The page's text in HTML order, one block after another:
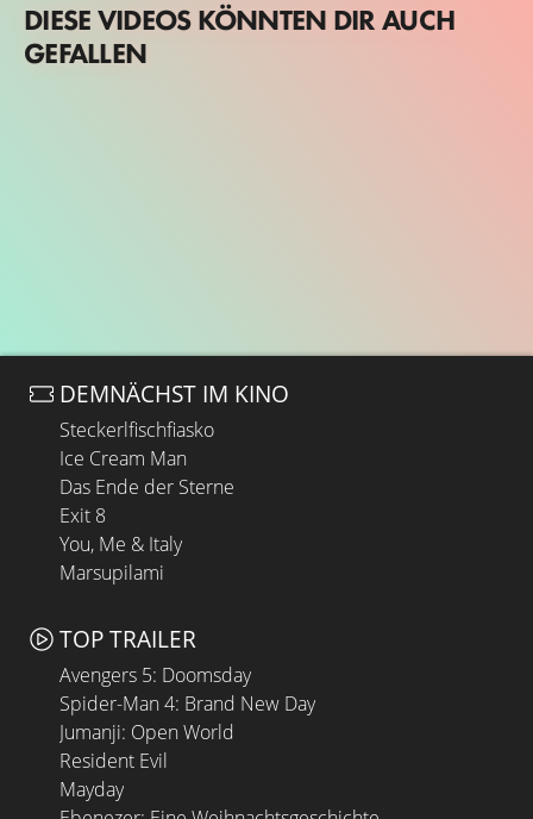
DIESE VIDEOS KÖNNTEN DIR AUCH
GEFALLEN
DEMNÄCHST IM KINO
Steckerlfischfiasko
Ice Cream Man
Das Ende der Sterne
Exit 8
You, Me & Italy
Marsupilami
TOP TRAILER
Avengers 5: Doomsday
Spider-Man 4: Brand New Day
Jumanji: Open World
Resident Evil
Mayday